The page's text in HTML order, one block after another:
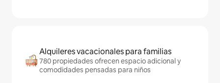
Alquileres vacacionales para familias
780 propiedades ofrecen espacio adicional y
comodidades pensadas para niños